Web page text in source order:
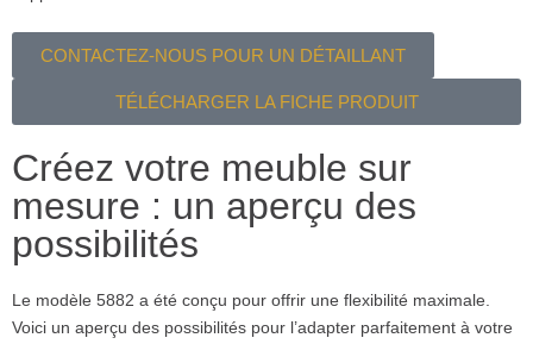
CONTACTEZ-NOUS POUR UN DÉTAILLANT
TÉLÉCHARGER LA FICHE PRODUIT
Créez votre meuble sur
mesure : un aperçu des
possibilités
Le modèle 5882 a été conçu pour offrir une flexibilité maximale.
Voici un aperçu des possibilités pour l’adapter parfaitement à votre